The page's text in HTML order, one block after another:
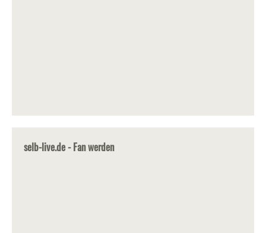
selb-live.de - Fan werden